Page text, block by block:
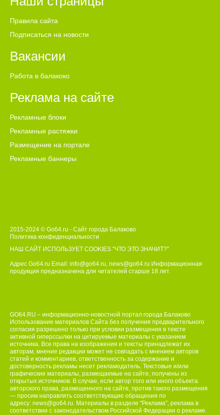
Правила сайта
Подписаться на новости
Вакансии
Работа в балакоко
Реклама на сайте
Рекламные блоки
Рекламные растяжки
Размещение на портале
Рекламные баннеры
2015-2024 © Go64.ru - Сайт города Балаково
Политика конфиденциальности
НАШ САЙТ ИСПОЛЬЗУЕТ COOKIES "ЧТО ЭТО ЗНАЧИТ?"
Адрес Go64.ru Email: info@go64.ru, news@go64.ru Информационная
продукция предназначена для читателей старше 18 лет.
GO64.RU – информационно-новостной портал города Балаково
Использование материалов Сайта без получения предварительного
согласия разрешено только при условии размещения в тексте
активной гиперссылки на цитируемые материалы с указанием
источника. Все права на изображения и тексты принадлежат их
авторам, мнение редакции может не совпадать с мнением авторов
статей и комментариев, ответственность за содержание и
достоверность рекламы несет рекламодатель. Текстовые и/или
графические материалы, размещаемые на сайте, получены из
открытых источников. В случае, если автор того или иного объекта
авторского права, размещенного на сайте, против такого размещения
— просим направлять соответствующие обращения по
адресу: news@go64.ru. Материалы в разделе "Реклама", реклама в
соответствии с законодательством Российской Федерации о рекламе.